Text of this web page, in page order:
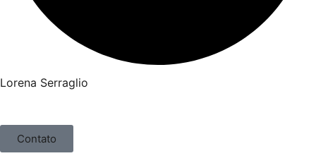
Lorena Serraglio
Contato